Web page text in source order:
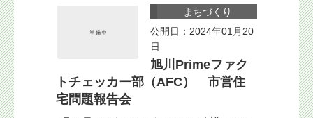
まちづくり
公開日：2024年01月20
日
旭川Primeファク
トチェッカー部（AFC） 市営住
宅問題報告会